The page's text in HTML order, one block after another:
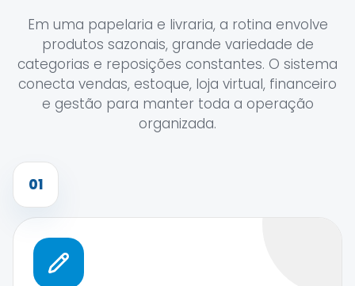
Em uma papelaria e livraria, a rotina envolve
produtos sazonais, grande variedade de
categorias e reposições constantes. O sistema
conecta vendas, estoque, loja virtual, financeiro
e gestão para manter toda a operação
organizada.
01